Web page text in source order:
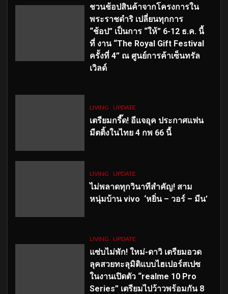
ชวนช้อปสินค้าจากโครงการใน
พระราชดำริ เปลี่ยนทุกการ
“ช้อป” เป็นการ “ให้” 6-12 ธ.ค. นี้
ที่ งาน “The Royal Gift Festival
ครั้งที่ 4” ณ ศูนย์การค้าเซ็นทรัล
เวิลด์
LIVING UPDATE
เตรียมกรี๊ด! อีแจอุค ประกาศแฟน
มีตติ้งในไทย 4 กพ 66 นี้
LIVING UPDATE
ไม่พลาดทุกวินาทีสำคัญ! สาม
หนุ่มบ้าน vivo ‘หยิ่น – วอร์ – มีน’
LIVING UPDATE
แซ่บไม่พัก! ใหม่-ดาวิ เตรียมอวด
ลุคสวยทะลุมิติแบบไฮเปอร์สเปซ
ในงานเปิดตัว “realme 10 Pro
Series” เตรียมไปว้าวพร้อมกัน 8